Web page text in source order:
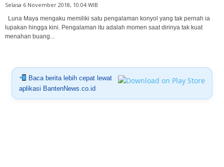
Selasa 6 November 2018, 10:04 WIB
Luna Maya mengaku memiliki satu pengalaman konyol yang tak pernah ia
lupakan hingga kini. Pengalaman itu adalah momen saat dirinya tak kuat
menahan buang...
Baca berita lebih cepat lewat
aplikasi BantenNews.co.id